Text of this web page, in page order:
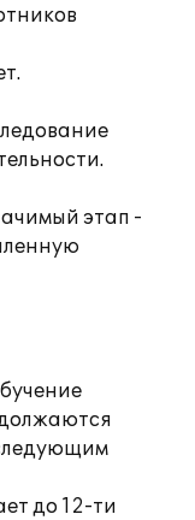
этап -
до 12-ти